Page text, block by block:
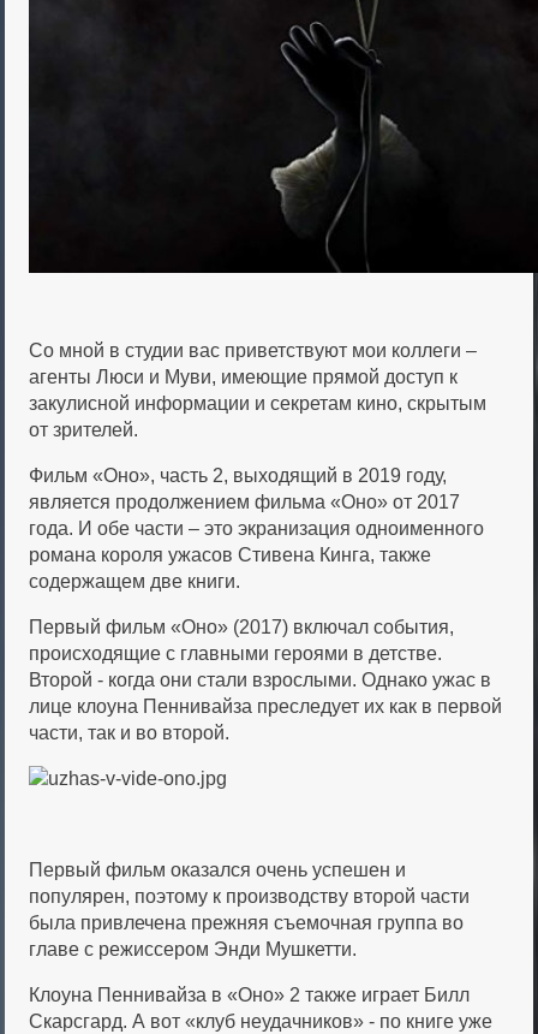
Со мной в студии вас приветствуют мои коллеги –
агенты Люси и Муви, имеющие прямой доступ к
закулисной информации и секретам кино, скрытым
от зрителей.
Фильм «Оно», часть 2, выходящий в 2019 году,
является продолжением фильма «Оно» от 2017
года. И обе части – это экранизация одноименного
романа короля ужасов Стивена Кинга, также
содержащем две книги.
Первый фильм «Оно» (2017) включал события,
происходящие с главными героями в детстве.
Второй - когда они стали взрослыми. Однако ужас в
лице клоуна Пеннивайза преследует их как в первой
части, так и во второй.
Первый фильм оказался очень успешен и
популярен, поэтому к производству второй части
была привлечена прежняя съемочная группа во
главе с режиссером Энди Мушкетти.
Клоуна Пеннивайза в «Оно» 2 также играет Билл
Скарсгард. А вот «клуб неудачников» - по книге уже